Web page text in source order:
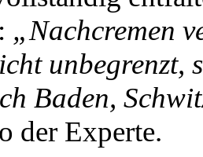
„Nachcremen
unbegrenzt,
Baden,
der Experte.